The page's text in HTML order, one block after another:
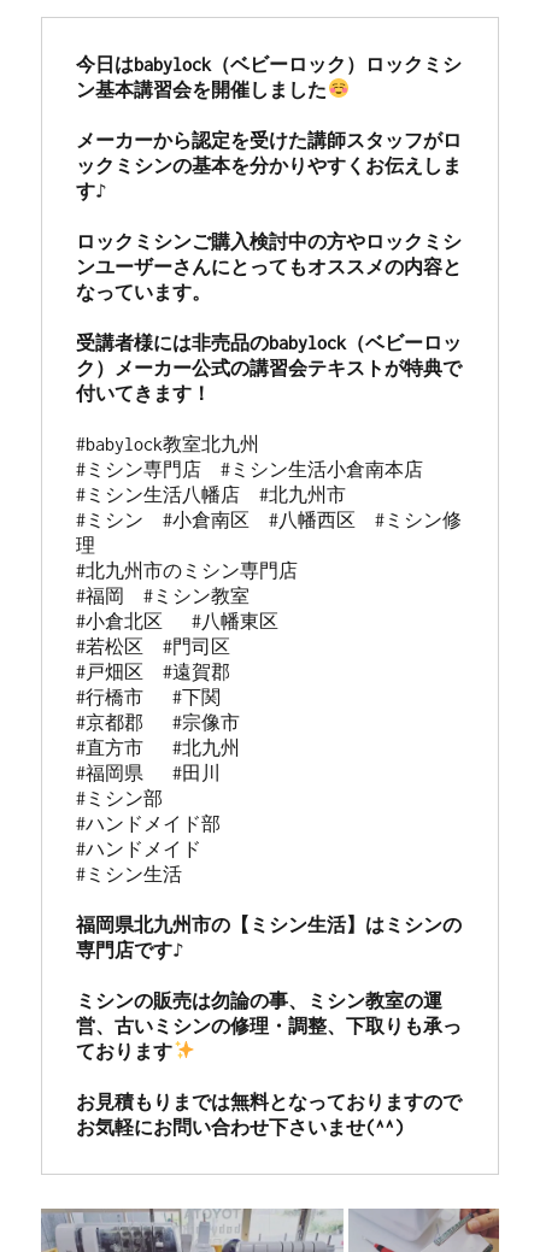
今日はbabylock（ベビーロック）ロックミシ
ン基本講習会を開催しました
メーカーから認定を受けた講師スタッフがロ
ックミシンの基本を分かりやすくお伝えしま
す♪
ロックミシンご購入検討中の方やロックミシ
ンユーザーさんにとってもオススメの内容と
なっています。
受講者様には非売品のbabylock（ベビーロッ
ク）メーカー公式の講習会テキストが特典で
#babylock教室北九州
#ミシン専門店  #ミシン生活小倉南本店
#ミシン生活八幡店  #北九州市
#ミシン  #小倉南区  #八幡西区  #ミシン修
理
#北九州市のミシン専門店
#福岡  #ミシン教室
#小倉北区   #八幡東区
#若松区  #門司区
#戸畑区  #遠賀郡
#行橋市   #下関
#京都郡   #宗像市
#直方市   #北九州
#福岡県   #田川
#ミシン部
#ハンドメイド部
#ハンドメイド
#ミシン生活
福岡県北九州市の【ミシン生活】はミシンの
専門店です♪
ミシンの販売は勿論の事、ミシン教室の運
営、古いミシンの修理・調整、下取りも承っ
ております
お見積もりまでは無料となっておりますので
お気軽にお問い合わせ下さいませ(^^)